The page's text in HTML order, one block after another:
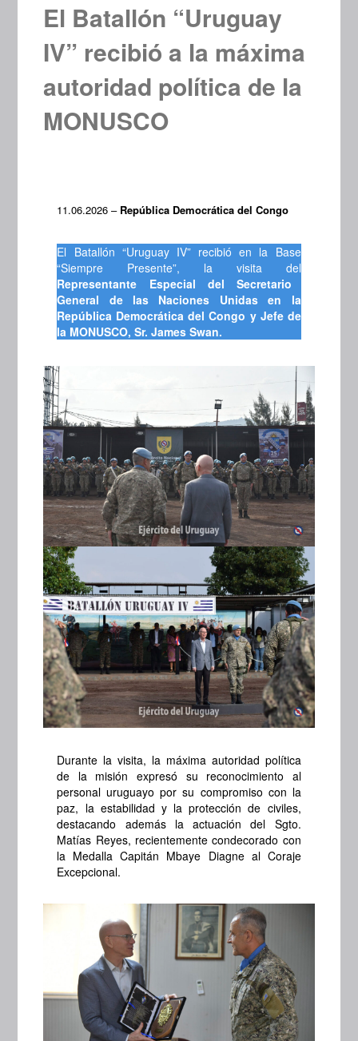
El Batallón “Uruguay
IV” recibió a la máxima
autoridad política de la
MONUSCO
11.06.2026 –República Democrática del Congo
El Batallón “Uruguay IV” recibió en la Base
“Siempre Presente”, la visita del
Representante Especial del Secretario
General de las Naciones Unidas en la
República Democrática del Congo y Jefe de
la MONUSCO, Sr. James Swan.
Durante la visita, la máxima autoridad política
de la misión expresó su reconocimiento al
personal uruguayo por su compromiso con la
paz, la estabilidad y la protección de civiles,
destacando además la actuación del Sgto.
Matías Reyes, recientemente condecorado con
la Medalla Capitán Mbaye Diagne al Coraje
Excepcional.